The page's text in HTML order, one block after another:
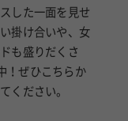
した一面を見せ
掛け合いや、女
も盛りだくさ
！ぜひこちらか
ください。